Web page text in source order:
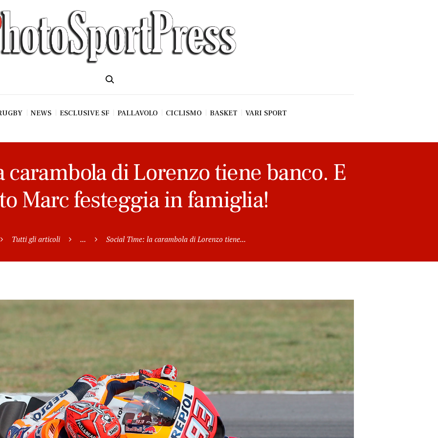
NEWS ESCLUSIVE SF PALLAVOLO CICLISMO BASKET VARI SPORT
carambola di Lorenzo tiene banco. E
Marc festeggia in famiglia!
Tutti gli articoli ... Social Time: la carambola di Lorenzo tiene...